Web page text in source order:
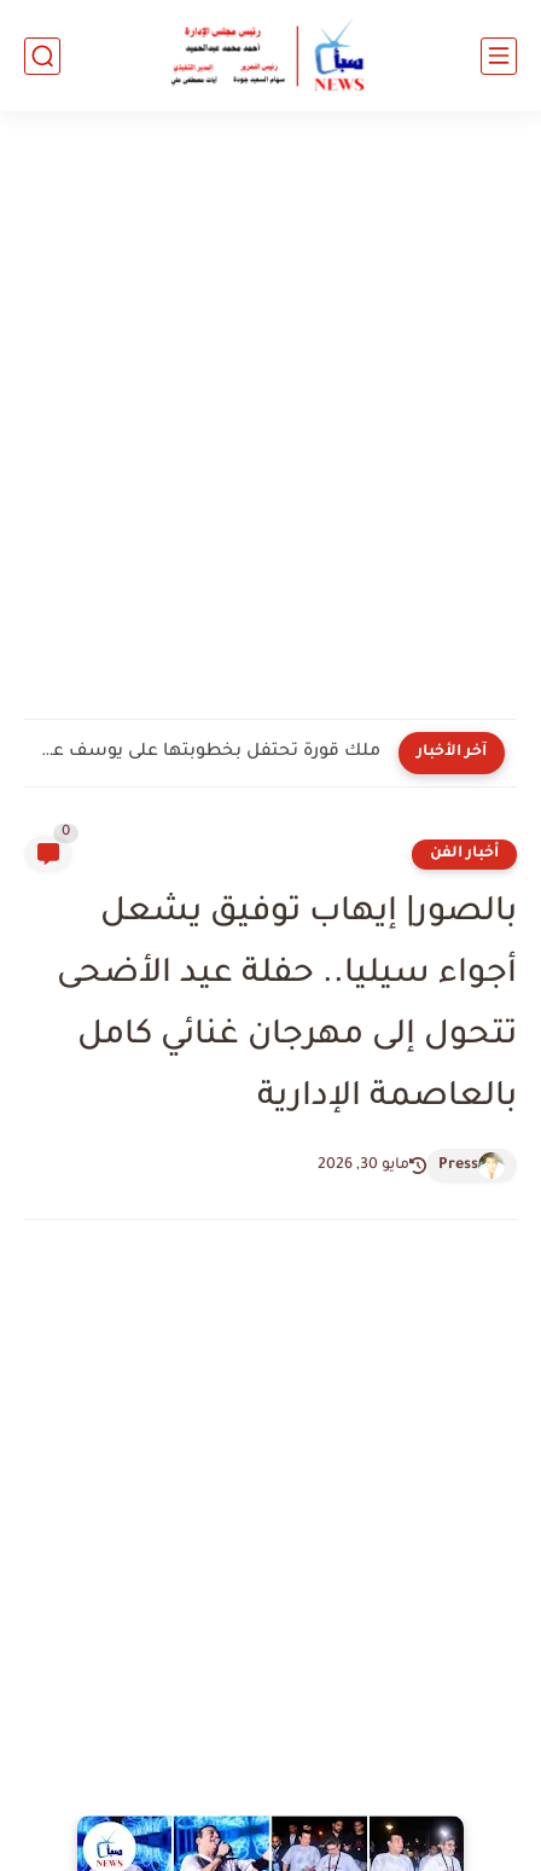
آخر الأخبار ملك قورة تحتفل بخطوبتها على يوسف عثمان في الساحل الشمالي.....
أخبار الفن
0
بالصور| إيهاب توفيق يشعل
أجواء سيليا.. حفلة عيد الأضحى
تتحول إلى مهرجان غنائي كامل
بالعاصمة الإدارية
Press مايو 30, 2026